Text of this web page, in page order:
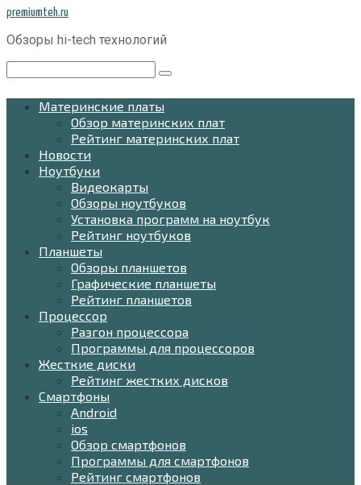
Перейти
контенту
premiumteh.ru
Обзоры hi-tech технологий
Материнские платы
Обзор материнских плат
Рейтинг материнских плат
Новости
Ноутбуки
Видеокарты
Обзоры ноутбуков
Установка программ на ноутбук
Рейтинг ноутбуков
Планшеты
Обзоры планшетов
Графические планшеты
Рейтинг планшетов
Процессор
Разгон процессора
Программы для процессоров
Жесткие диски
Рейтинг жестких дисков
Смартфоны
Android
ios
Обзор смартфонов
Программы для смартфонов
Рейтинг смартфонов